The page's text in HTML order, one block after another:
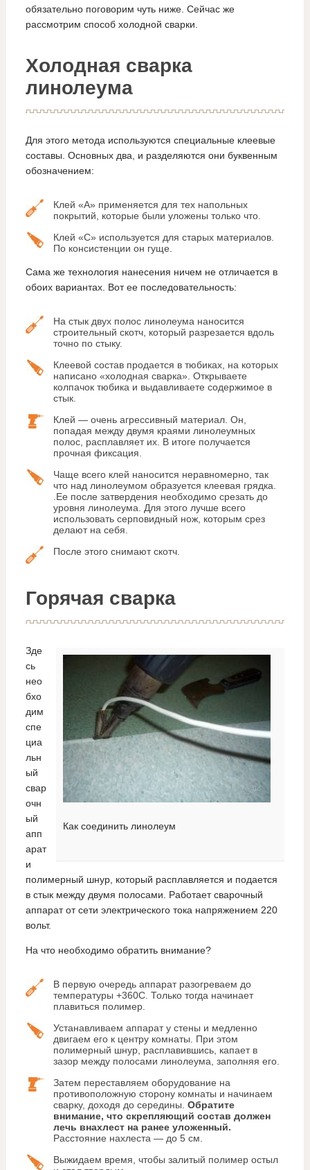
обязательно поговорим чуть ниже. Сейчас же
рассмотрим способ холодной сварки.
Холодная сварка
линолеума
Для этого метода используются специальные клеевые
составы. Основных два, и разделяются они буквенным
обозначением:
Клей «А» применяется для тех напольных
покрытий, которые были уложены только что.
Клей «С» используется для старых материалов.
По консистенции он гуще.
Сама же технология нанесения ничем не отличается в
обоих вариантах. Вот ее последовательность:
На стык двух полос линолеума наносится
строительный скотч, который разрезается вдоль
точно по стыку.
Клеевой состав продается в тюбиках, на которых
написано «холодная сварка». Открываете
колпачок тюбика и выдавливаете содержимое в
стык.
Клей — очень агрессивный материал. Он,
попадая между двумя краями линолеумных
полос, расплавляет их. В итоге получается
прочная фиксация.
Чаще всего клей наносится неравномерно, так
что над линолеумом образуется клеевая грядка.
.Ее после затвердения необходимо срезать до
уровня линолеума. Для этого лучше всего
использовать серповидный нож, которым срез
делают на себя.
После этого снимают скотч.
Горячая сварка
Как соединить линолеум
Зде
сь
нео
бхо
дим
спе
циа
льн
ый
свар
очн
ый
апп
арат
и
полимерный шнур, который расплавляется и подается
в стык между двумя полосами. Работает сварочный
аппарат от сети электрического тока напряжением 220
вольт.
На что необходимо обратить внимание?
В первую очередь аппарат разогреваем до
температуры +360С. Только тогда начинает
плавиться полимер.
Устанавливаем аппарат у стены и медленно
двигаем его к центру комнаты. При этом
полимерный шнур, расплавившись, капает в
зазор между полосами линолеума, заполняя его.
Затем переставляем оборудование на
противоположную сторону комнаты и начинаем
сварку, доходя до середины. Обратите
внимание, что скрепляющий состав должен
лечь внахлест на ранее уложенный.
Расстояние нахлеста — до 5 см.
Выжидаем время, чтобы залитый полимер остыл